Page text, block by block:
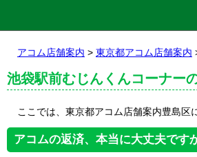
アコム店舗案内 > 東京都アコム店舗案内
池袋駅前むじんくんコーナー
ここでは、東京都アコム店舗案内豊島区
アコムの返済、本当に大丈夫です